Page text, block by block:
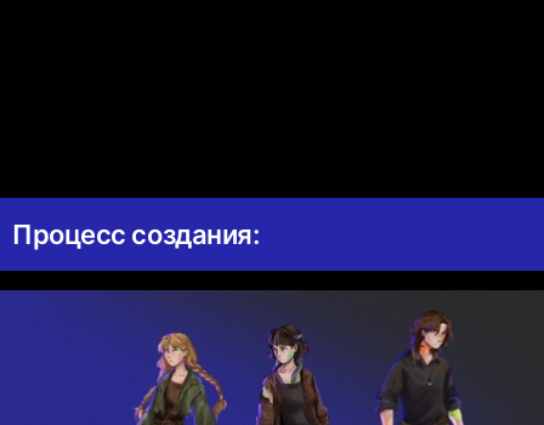
Процесс создания: